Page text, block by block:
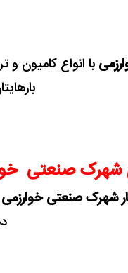
با انواع کامیون و
شهرک صنعتی
شهرک صنعتی خوارزمی